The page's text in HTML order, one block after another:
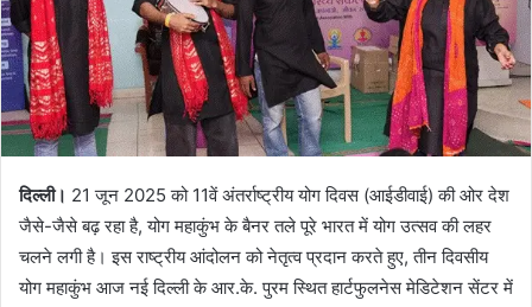
दिल्ली। 21 जून 2025 को 11वें अंतर्राष्ट्रीय योग दिवस (आईडीवाई) की ओर देश
जैसे-जैसे बढ़ रहा है, योग महाकुंभ के बैनर तले पूरे भारत में योग उत्सव की लहर
चलने लगी है। इस राष्ट्रीय आंदोलन को नेतृत्व प्रदान करते हुए, तीन दिवसीय
योग महाकुंभ आज नई दिल्ली के आर.के. पुरम स्थित हार्टफुलनेस मेडिटेशन सेंटर में